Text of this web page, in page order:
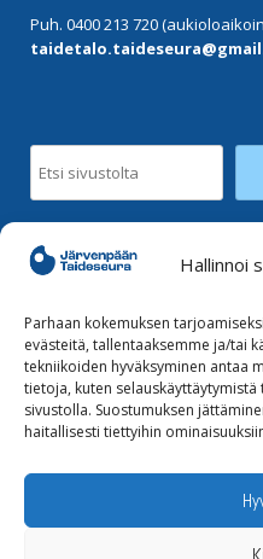
Hallinnoi
Parhaan kokemuksen
evästeitä, tallentaaksemme ja/tai
tekniikoiden hyväksyminen antaa
tietoja, kuten
sivustolla. Suostumuksen
haitallisesti tiettyihin
Puh. 0400 213 720